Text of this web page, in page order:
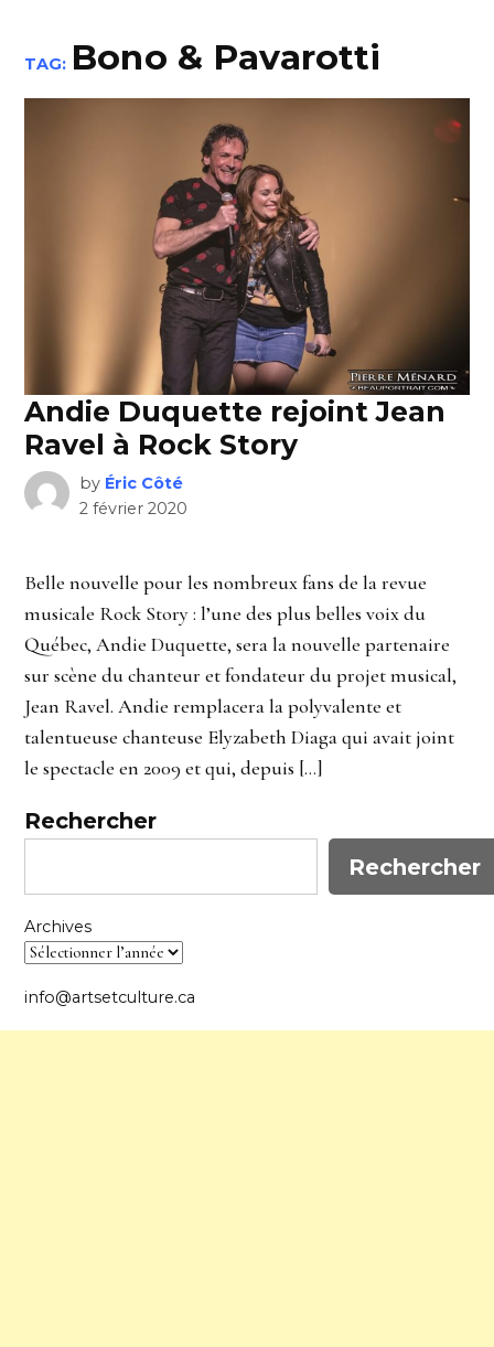
TAG: Bono & Pavarotti
Andie Duquette rejoint Jean
Ravel à Rock Story
by Éric Côté
2 février 2020
Belle nouvelle pour les nombreux fans de la revue
musicale Rock Story : l’une des plus belles voix du
Québec, Andie Duquette, sera la nouvelle partenaire
sur scène du chanteur et fondateur du projet musical,
Jean Ravel. Andie remplacera la polyvalente et
talentueuse chanteuse Elyzabeth Diaga qui avait joint
le spectacle en 2009 et qui, depuis […]
Rechercher
Rechercher
Archives
info@artsetculture.ca